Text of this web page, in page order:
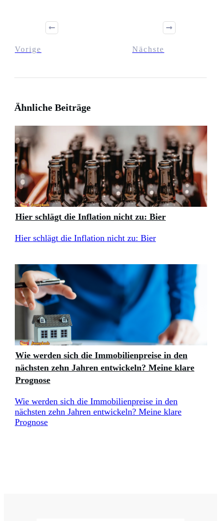
Vorige Nächste
Ähnliche Beiträge
Hier schlägt die Inflation nicht zu: Bier
Hier schlägt die Inflation nicht zu: Bier
Wie werden sich die Immobilienpreise in den
nächsten zehn Jahren entwickeln? Meine klare
Prognose
Wie werden sich die Immobilienpreise in den
nächsten zehn Jahren entwickeln? Meine klare
Prognose